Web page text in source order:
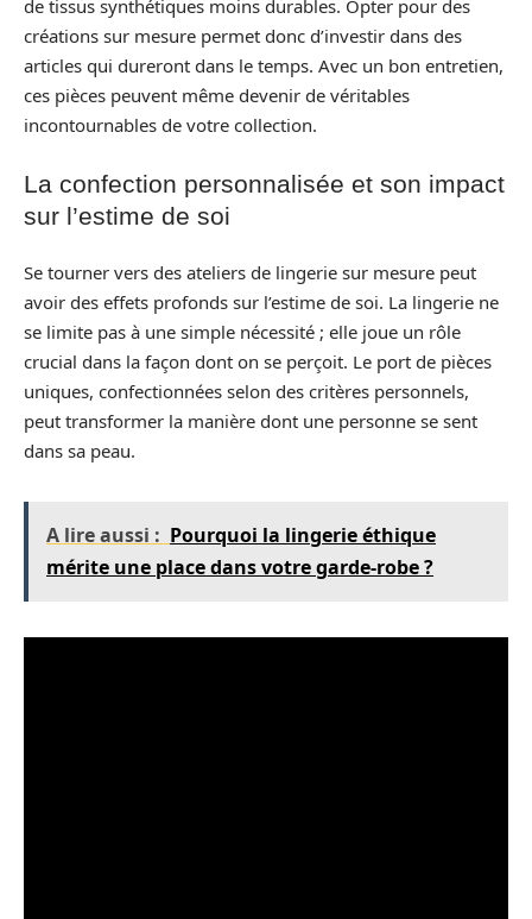
de tissus synthétiques moins durables. Opter pour des
créations sur mesure permet donc d’investir dans des
articles qui dureront dans le temps. Avec un bon entretien,
ces pièces peuvent même devenir de véritables
incontournables de votre collection.
La confection personnalisée et son impact
sur l’estime de soi
Se tourner vers des ateliers de lingerie sur mesure peut
avoir des effets profonds sur l’estime de soi. La lingerie ne
se limite pas à une simple nécessité ; elle joue un rôle
crucial dans la façon dont on se perçoit. Le port de pièces
uniques, confectionnées selon des critères personnels,
peut transformer la manière dont une personne se sent
dans sa peau.
A lire aussi : Pourquoi la lingerie éthique
mérite une place dans votre garde-robe ?